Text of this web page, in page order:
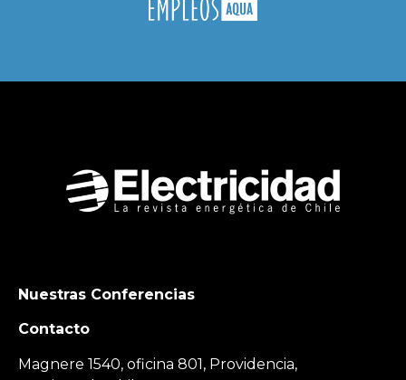
Nuestras Conferencias
Contacto
Magnere 1540, oficina 801, Providencia,